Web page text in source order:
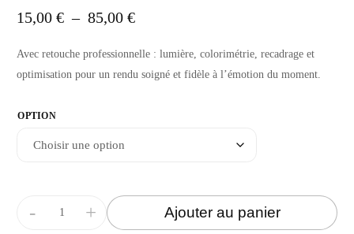
15,00€ – 85,00€
Avec retouche professionnelle : lumière, colorimétrie, recadrage et
optimisation pour un rendu soigné et fidèle à l’émotion du moment.
OPTION
+
- Ajouter au panier